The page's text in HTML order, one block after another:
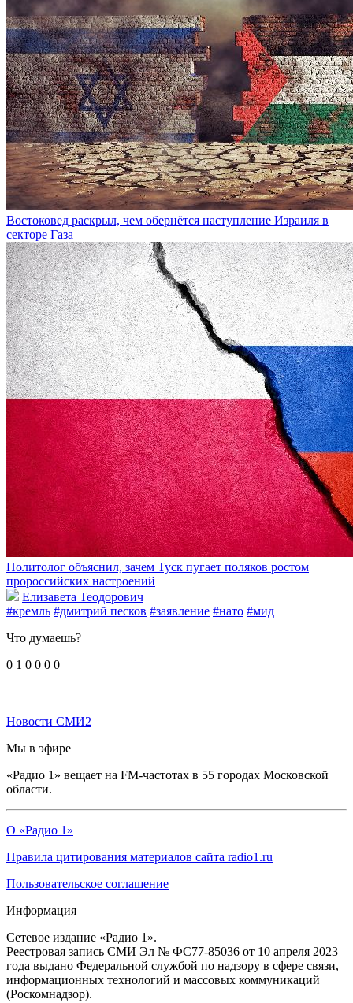
Востоковед раскрыл, чем обернётся наступление Израиля в
секторе Газа
Политолог объяснил, зачем Туск пугает поляков ростом
пророссийских настроений
Елизавета Теодорович
#кремль #дмитрий песков #заявление #нато #мид
Что думаешь?
0 1 0 0 0 0
Новости СМИ2
Мы в эфире
«Радио 1» вещает на FM-частотах в 55 городах Московской
области.
О «Радио 1»
Правила цитирования материалов сайта radio1.ru
Пользовательское соглашение
Информация
Сетевое издание «Радио 1».
Реестровая запись СМИ Эл № ФС77-85036 от 10 апреля 2023
года выдано Федеральной службой по надзору в сфере связи,
информационных технологий и массовых коммуникаций
(Роскомнадзор).